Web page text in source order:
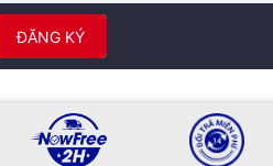
ĐĂNG KÝ